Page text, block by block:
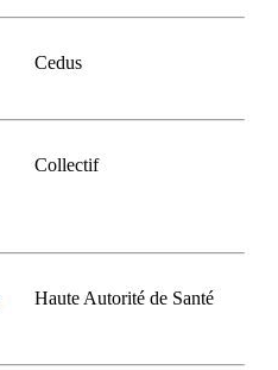
Cedus
Collectif
Haute Autorité de Santé